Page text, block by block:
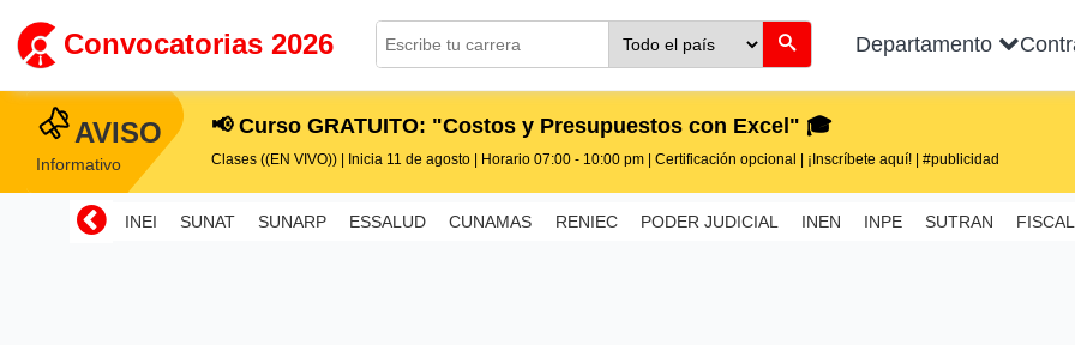
Convocatorias 2026 Departamento
AVISO
Informativo
📢 Curso GRATUITO: "Costos y Presupuestos con Excel" 🎓
Clases ((EN VIVO)) | Inicia 11 de agosto | Horario 07:00 - 10:00 pm | Certificación opcional | ¡Inscríbete aquí! | #publicidad
INEI SUNAT SUNARP ESSALUD CUNAMAS RENIEC PODER JUDICIAL INEN INPE SUTRAN